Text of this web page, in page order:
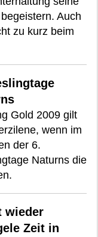
Auch
zu kurz beim
Gold 2009 gilt
wenn im
der 6.
Naturns die
wieder
Zeit in